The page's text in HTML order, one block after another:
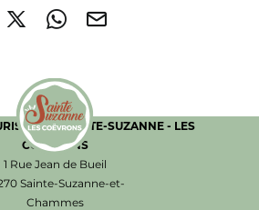
sur Facebook (nouvelle fenêtre)
Partager sur X / Twitter (nouvelle fenêtre)
Partager sur WhatsApp
Partager par mail
Office de Tourisme de Sainte-Suzanne les
DE SAINTE-SUZANNE - LES
COËVRONS
1 Rue Jean de Bueil
Sainte-Suzanne-et-
Chammes